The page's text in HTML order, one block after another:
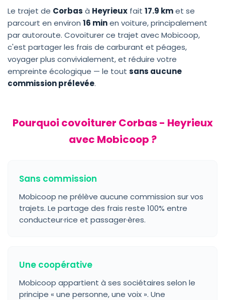
Le trajet de Corbas à Heyrieux fait 17.9 kmet se
parcourt en environ 16 minen voiture, principalement
par autoroute. Covoiturer ce trajet avec Mobicoop,
c'est partager les frais de carburant et péages,
voyager plus convivialement, et réduire votre
empreinte écologique — le tout sans aucune
commission prélevée.
Pourquoi covoiturer Corbas - Heyrieux
avec Mobicoop ?
Sans commission
Mobicoop ne prélève aucune commission sur vos
trajets. Le partage des frais reste 100% entre
conducteur·rice et passager·ères.
Une coopérative
Mobicoop appartient à ses sociétaires selon le
principe « une personne, une voix ». Une